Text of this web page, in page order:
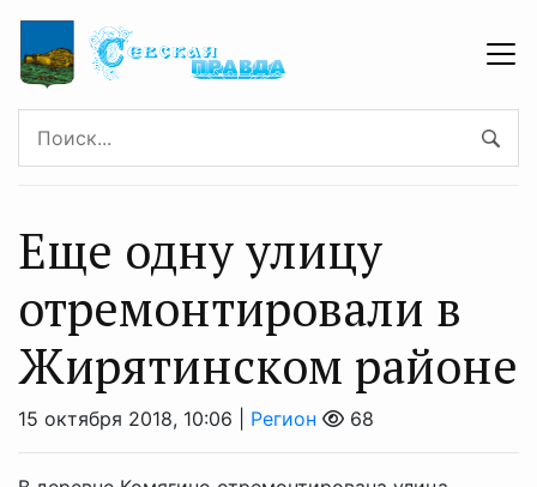
Еще одну улицу
отремонтировали в
Жирятинском районе
15 октября 2018, 10:06 | Регион 68